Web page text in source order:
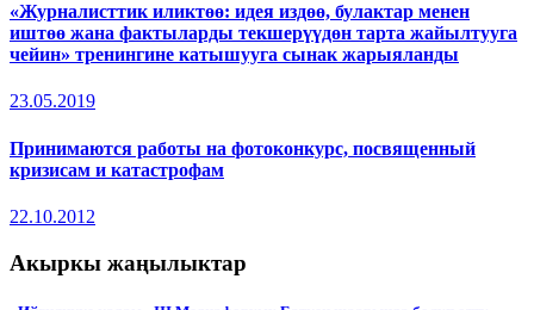
«Журналисттик иликтөө: идея издөө, булактар менен
иштөө жана фактыларды текшерүүдөн тарта жайылтууга
чейин» тренингине катышууга сынак жарыяланды
23.05.2019
Принимаются работы на фотоконкурс, посвященный
кризисам и катастрофам
22.10.2012
Акыркы жаңылыктар